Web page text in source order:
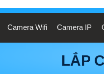
Camera Wifi Camera IP
LẮP